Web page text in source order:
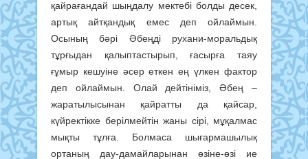
қайрағандай шыңдалу мектебі болды десек,
артық айтқандық емес деп ойлаймын.
Осының бәрі Әбеңді рухани-моральдық
тұрғыдан қалыптастырып, ғасырға таяу
ғұмыр кешуіне әсер еткен ең үлкен фактор
деп ойлаймын. Олай дейтініміз, Әбең –
жаратылысынан қайратты да қайсар,
күйректікке берілмейтін жаны сірі, мұқалмас
мықты тұлға. Болмаса шығармашылық
ортаның дау-дамайларынан өзіне-өзі ие